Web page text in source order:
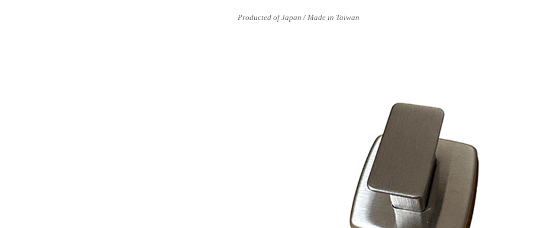
Producted of Japan / Made in Taiwan